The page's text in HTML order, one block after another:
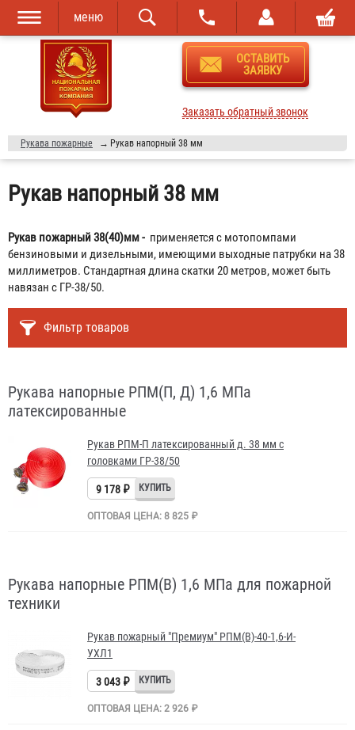
Перейти к
основному
содержанию
Skip to
navigation
меню
ОСТАВИТЬ
ЗАЯВКУ
Заказать обратный звонок
Рукава пожарные → Рукав напорный 38 мм
Рукав напорный 38 мм
Рукав пожарный 38(40)мм - применяется с мотопомпами
бензиновыми и дизельными, имеющими выходные патрубки на 38
миллиметров. Стандартная длина скатки 20 метров, может быть
навязан с ГР-38/50.
Фильтр товаров
Рукава напорные РПМ(П, Д) 1,6 МПа
латексированные
Рукав РПМ-П латексированный д. 38 мм с
головками ГР-38/50
9 178 ₽
ОПТОВАЯ ЦЕНА: 8 825 ₽
Рукава напорные РПМ(В) 1,6 МПа для пожарной
техники
Рукав пожарный "Премиум" РПМ(В)-40-1,6-И-
УХЛ1
3 043 ₽
ОПТОВАЯ ЦЕНА: 2 926 ₽